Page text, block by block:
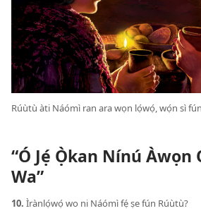
Rúùtù àti Náómì ran ara wọn lọ́wọ́, wọ́n sì
“Ó Jẹ́ Ọ̀kan Nínú
Wa”
10. Ìrànlọ́wọ́ wo ni Náómì fẹ́ ṣe fún Rúùtù?